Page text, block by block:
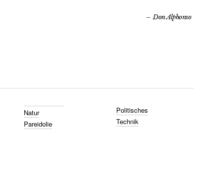
Don Alphonso
Natur
Pareidolie
Politisches
Technik